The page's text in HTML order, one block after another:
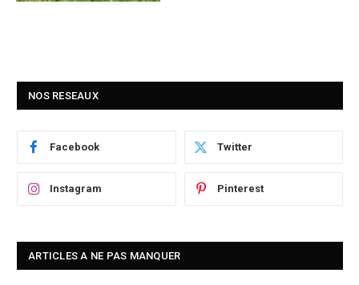
NOS RESEAUX
Facebook Twitter
Instagram Pinterest
ARTICLES A NE PAS MANQUER